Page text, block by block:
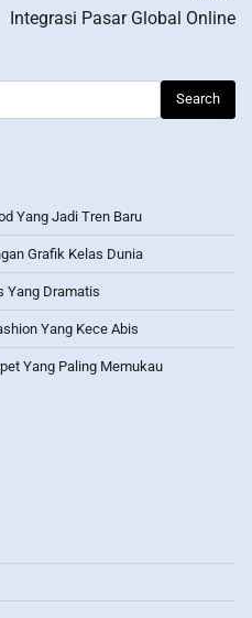
Integrasi Pasar Global Online
Yang Jadi Tren Baru
Grafik Kelas Dunia
Yang Dramatis
Yang Kece Abis
Yang Paling Memukau